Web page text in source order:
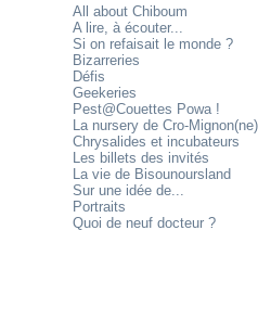
All about Chiboum
A lire, à écouter...
Si on refaisait le monde ?
Bizarreries
Défis
Geekeries
Pest@Couettes Powa !
La nursery de Cro-Mignon(ne)
Chrysalides et incubateurs
Les billets des invités
La vie de Bisounoursland
Sur une idée de...
Portraits
Quoi de neuf docteur ?